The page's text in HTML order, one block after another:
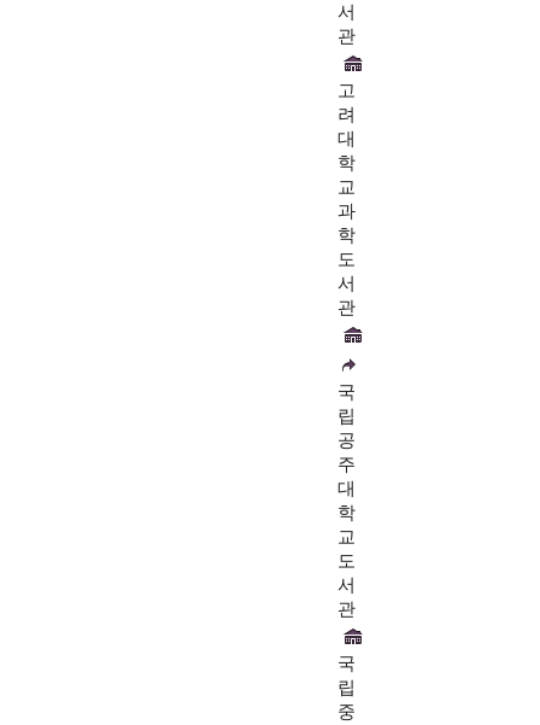
서
관
고
려
대
학
교
과
학
도
서
관
국
립
공
주
대
학
교
도
서
관
국
립
중